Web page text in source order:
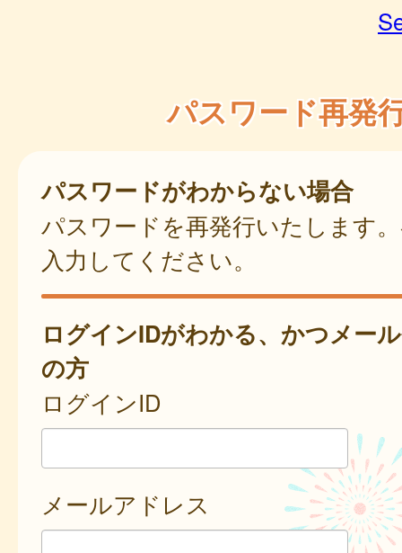
パスワード再発
パスワードがわからない場合
パスワードを再発行いたします
入力してください。
ログインIDがわかる、かつメー
の方
ログインID
メールアドレス